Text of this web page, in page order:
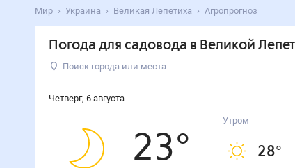
Мир Украина Великая Лепетиха Агропрогноз
Погода для садовода в Великой
Поиск города или места
Четверг, 6 августа
23°
Утром
28°